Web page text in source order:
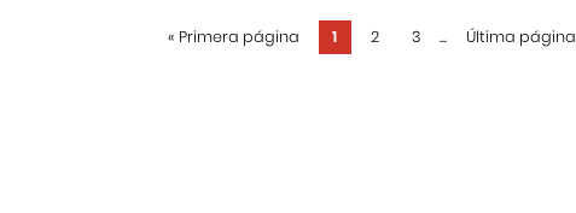
« Primera página 1 2 3 ... Última página